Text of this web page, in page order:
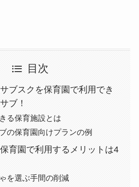
目次
ブスクを保育園で利用でき
ブ！
る保育施設とは
の保育園向けプランの例
育園で利用するメリットは4
を選ぶ手間の削減